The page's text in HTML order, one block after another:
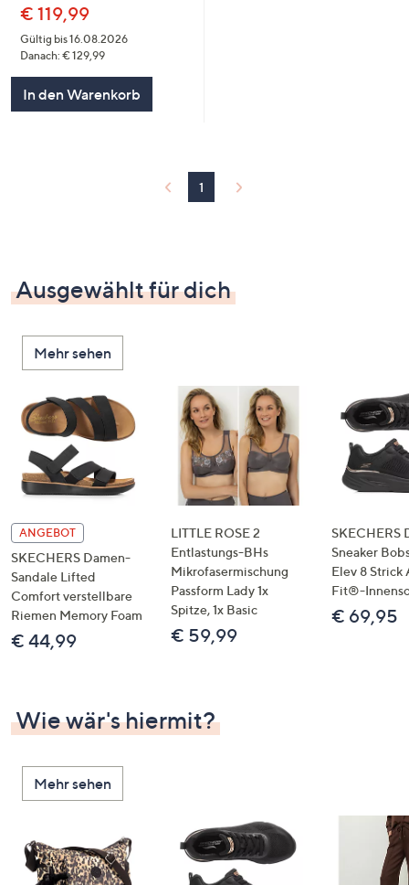
€ 119,99
Gültig bis 16.08.2026
Danach: € 129,99
In den Warenkorb
1
Ausgewählt für dich
Mehr sehen
ANGEBOT
SKECHERS Damen-
Sandale Lifted
Comfort verstellbare
Riemen Memory Foam
€ 44,99
LITTLE ROSE 2
Entlastungs-BHs
Mikrofasermischung
Passform Lady 1x
Spitze, 1x Basic
€ 59,99
SKECHERS
Sneaker
Elev 8 Strick
Fit®-
€ 69,95
Wie wär's hiermit?
Mehr sehen